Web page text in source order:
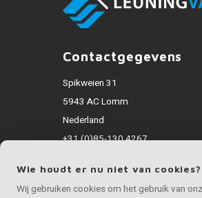
Contactgegevens
Spikweien 31
5943 AC Lomm
Nederland
+31 (0)85-130 4267
Alle bedragen zijn incl. BTW
Wie houdt er nu niet van cookies?
Wij gebruiken cookies om het gebruik van